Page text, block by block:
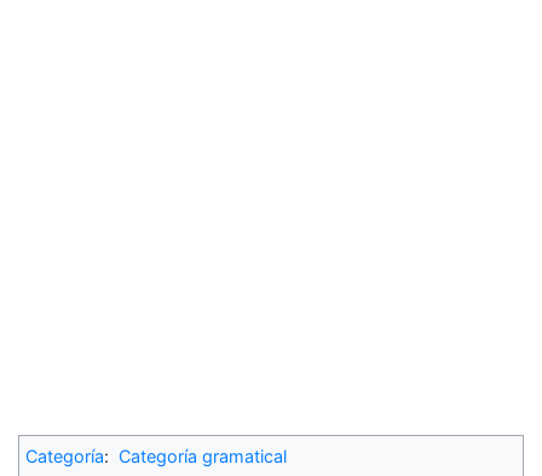
Categoría: Categoría gramatical